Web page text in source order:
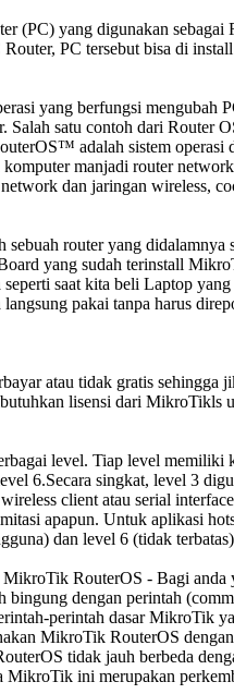
(PC) yang digunakan
PC tersebut bisa di
yang berfungsi mengubah
Salah satu contoh dari Router
adalah sistem operasi
manjadi router
dan jaringan wireless,
router yang didalamnya
yang sudah terinstall
saat kita beli Laptop
pakai tanpa harus
atau tidak gratis sehingga
lisensi dari MikroTikls
level. Tiap level memiliki
6.Secara singkat, level 3
client atau serial
apapun. Untuk aplikasi
dan level 6 (tidak
RouterOS - Bagi anda
dengan perintah
perintah dasar MikroTik
MikroTik RouterOS
tidak jauh berbeda
MikroTik ini merupakan